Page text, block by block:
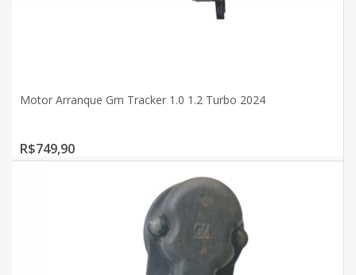
Motor Arranque Gm Tracker 1.0 1.2 Turbo 2024
R$749,90